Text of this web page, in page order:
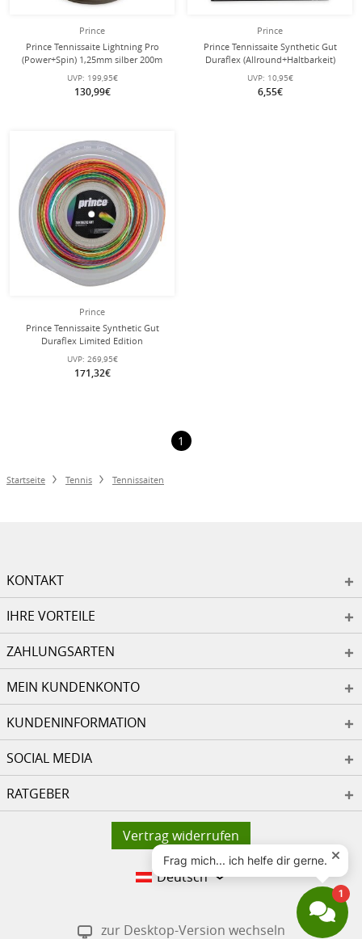
Prince
Prince Tennissaite Lightning Pro
(Power+Spin) 1,25mm silber 200m
Rolle
UVP: 199,95€
130,99€
Prince
Prince Tennissaite Synthetic Gut
Duraflex (Allround+Haltbarkeit)
platinum 12m Set
UVP: 10,95€
6,55€
Prince
Prince Tennissaite Synthetic Gut
Duraflex Limited Edition
(Allround+Haltbarkeit) bunt 200
Meter Rolle
UVP: 269,95€
171,32€
1
Startseite Tennis Tennissaiten
KONTAKT
IHRE VORTEILE
ZAHLUNGSARTEN
MEIN KUNDENKONTO
KUNDENINFORMATION
SOCIAL MEDIA
RATGEBER
Vertrag widerrufen
Deutsch
zur Desktop-Version wechseln